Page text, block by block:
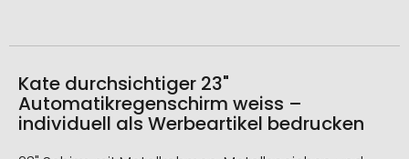
Kate durchsichtiger 23"
Automatikregenschirm weiss –
individuell als Werbeartikel bedrucken